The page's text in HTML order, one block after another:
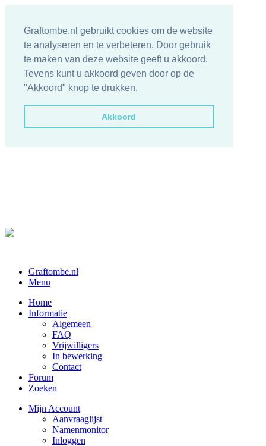
Graftombe.nl gebruikt cookies om de website
te analyseren en te verbeteren. Door gebruik
te maken van deze website geeft u akkoord.
Tevens kunt u akkoord geven door op de
"Akkoord" knop te drukken.
Akkoord
Graftombe.nl
Menu
Home
Informatie
Algemeen
FAQ
Vrijwilligers
In bewerking
Contact
Forum
Zoeken
Mijn Account
Aanvraaglijst
Namenmonitor
Inloggen